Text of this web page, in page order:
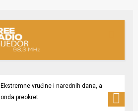
Ekstremne vrućine i narednih dana, a
onda preokret